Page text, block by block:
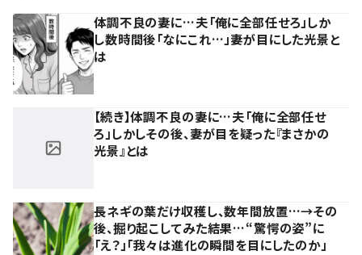
体調不良の妻に…夫「俺に全部任せろ」しか
し数時間後「なにこれ…」妻が目にした光景と
は
【続き】体調不良の妻に…夫「俺に全部任せ
ろ」しかしその後、妻が目を疑った『まさかの
光景』とは
長ネギの葉だけ収穫し、数年間放置…→その
後、掘り起こしてみた結果…“驚愕の姿”に
「え？」「我々は進化の瞬間を目にしたのか」